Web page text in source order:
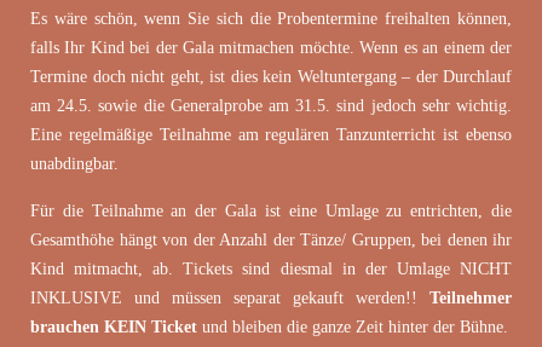
Es wäre schön, wenn Sie sich die Probentermine freihalten können,
falls Ihr Kind bei der Gala mitmachen möchte. Wenn es an einem der
Termine doch nicht geht, ist dies kein Weltuntergang – der Durchlauf
am 24.5. sowie die Generalprobe am 31.5. sind jedoch sehr wichtig.
Eine regelmäßige Teilnahme am regulären Tanzunterricht ist ebenso
unabdingbar.
Für die Teilnahme an der Gala ist eine Umlage zu entrichten, die
Gesamthöhe hängt von der Anzahl der Tänze/ Gruppen, bei denen ihr
Kind mitmacht, ab. Tickets sind diesmal in der Umlage NICHT
INKLUSIVE und müssen separat gekauft werden!! Teilnehmer
brauchen KEIN Ticket und bleiben die ganze Zeit hinter der Bühne.